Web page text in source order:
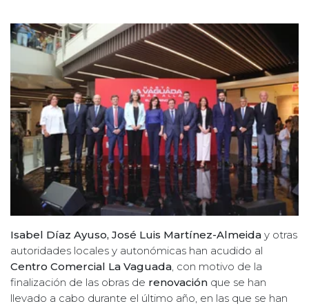
Isabel Díaz Ayuso, José Luis Martínez-Almeida y otras
autoridades locales y autonómicas han acudido al
Centro Comercial La Vaguada, con motivo de la
finalización de las obras de renovación que se han
llevado a cabo durante el último año, en las que se han